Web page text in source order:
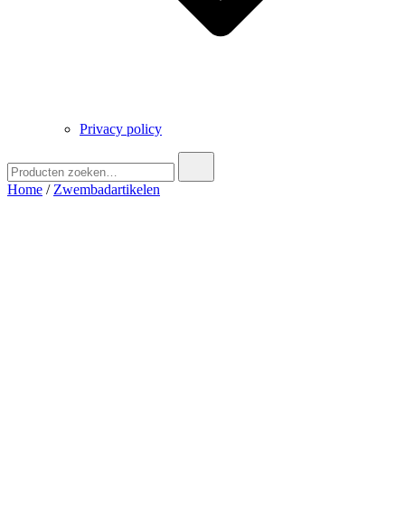
Privacy policy
naar:
Home / Zwembadartikelen